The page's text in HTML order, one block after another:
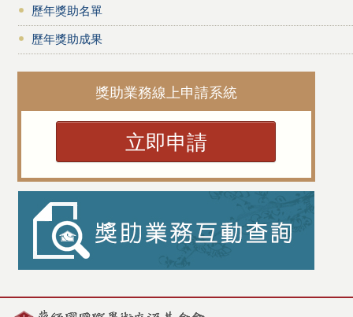
歷年獎助名單
歷年獎助成果
獎助業務線上申請系統
立即申請